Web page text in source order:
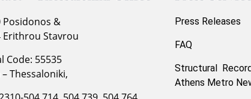
Posidonos &
Erithrou Stavrou
Code: 55535
– Thessaloniki,
Press Releases
FAQ
Structural
Athens Metro